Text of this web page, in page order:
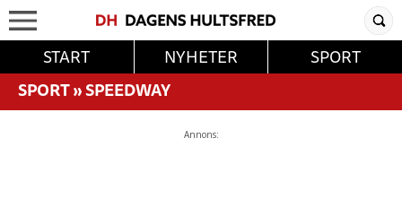
START NYHETER
SPORT
SPORT»SPEEDWAY
Annons: